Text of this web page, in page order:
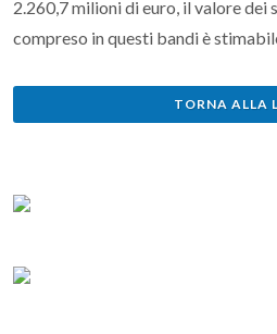
2.260,7 milioni di euro, il valore dei
compreso in questi bandi è
TORNA ALLA